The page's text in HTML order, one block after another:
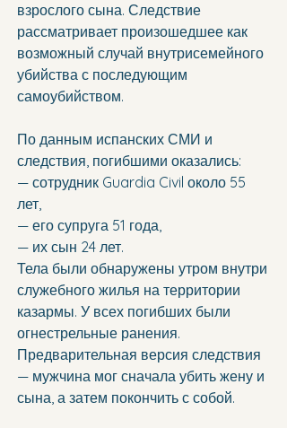
взрослого сына. Следствие
рассматривает произошедшее как
возможный случай внутрисемейного
убийства с последующим
самоубийством.
По данным испанских СМИ и
следствия, погибшими оказались:
— сотрудник Guardia Civil около 55
лет,
— его супруга 51 года,
— их сын 24 лет.
Тела были обнаружены утром внутри
служебного жилья на территории
казармы. У всех погибших были
огнестрельные ранения.
Предварительная версия следствия
— мужчина мог сначала убить жену и
сына, а затем покончить с собой.